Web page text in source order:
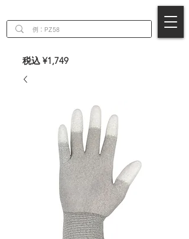
税込 ¥1,749